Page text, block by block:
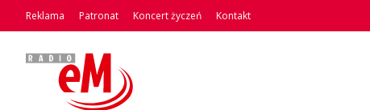
Reklama Patronat Koncert życzeń Kontakt